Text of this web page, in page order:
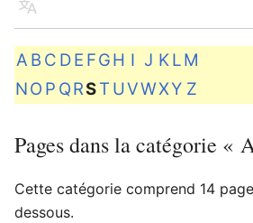
Langue
A B C DE FGH I J KLM
NO P QRST UVWXY Z
Pages dans la catégorie «
Cette catégorie comprend 14
dessous.